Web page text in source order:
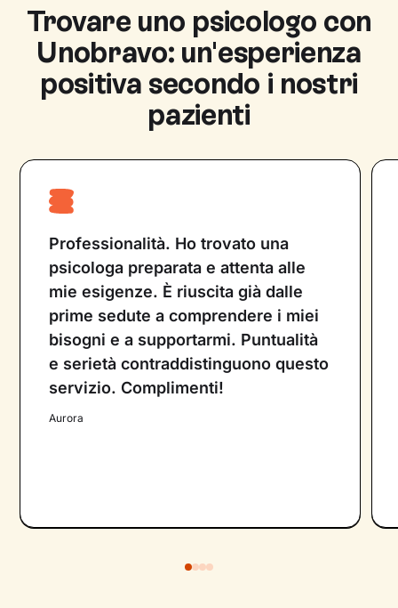
sostegno psicologico. Lo psicoterapeuta è
uno psicologo o psichiatra che utilizza diverse
tecniche psicoterapeutiche su cui è
specializzato, per fornire supporto
psicologico. Entrambe le figure professionali
lavorano con l’obiettivo di migliorare la vita
Trovare uno psicologo con
Unobravo: un'esperienza
positiva secondo i nostri
pazienti
Professionalità. Ho trovato una
psicologa preparata e attenta alle
mie esigenze. È riuscita già dalle
prime sedute a comprendere i miei
bisogni e a supportarmi. Puntualità
e serietà contraddistinguono questo
servizio. Complimenti!
Aurora